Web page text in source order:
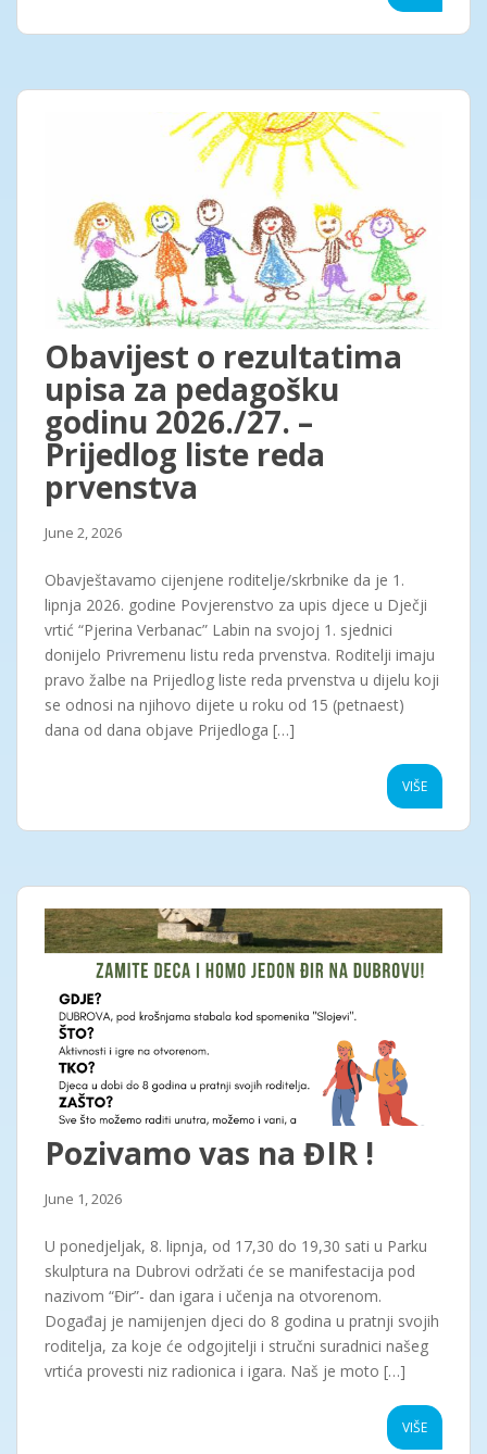
Obavijest o rezultatima
upisa za pedagošku
godinu 2026./27. –
Prijedlog liste reda
prvenstva
June 2, 2026
Obavještavamo cijenjene roditelje/skrbnike da je 1.
lipnja 2026. godine Povjerenstvo za upis djece u Dječji
vrtić “Pjerina Verbanac” Labin na svojoj 1. sjednici
donijelo Privremenu listu reda prvenstva. Roditelji imaju
pravo žalbe na Prijedlog liste reda prvenstva u dijelu koji
se odnosi na njihovo dijete u roku od 15 (petnaest)
dana od dana objave Prijedloga […]
VIŠE
Pozivamo vas na ĐIR !
June 1, 2026
U ponedjeljak, 8. lipnja, od 17,30 do 19,30 sati u Parku
skulptura na Dubrovi održati će se manifestacija pod
nazivom “Đir”- dan igara i učenja na otvorenom.
Događaj je namijenjen djeci do 8 godina u pratnji svojih
roditelja, za koje će odgojitelji i stručni suradnici našeg
vrtića provesti niz radionica i igara. Naš je moto […]
VIŠE